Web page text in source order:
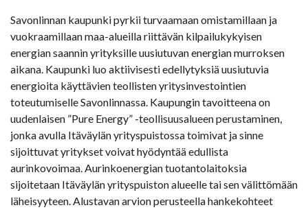
Savonlinnan kaupunki pyrkii turvaamaan omistamillaan ja
vuokraamillaan maa-alueilla riittävän kilpailukykyisen
energian saannin yrityksille uusiutuvan energian murroksen
aikana. Kaupunki luo aktiivisesti edellytyksiä uusiutuvia
energioita käyttävien teollisten yritysinvestointien
toteutumiselle Savonlinnassa. Kaupungin tavoitteena on
uudenlaisen ”Pure Energy” -teollisuusalueen perustaminen,
jonka avulla Itäväylän yrityspuistossa toimivat ja sinne
sijoittuvat yritykset voivat hyödyntää edullista
aurinkovoimaa. Aurinkoenergian tuotantolaitoksia
sijoitetaan Itäväylän yrityspuiston alueelle tai sen välittömään
läheisyyteen. Alustavan arvion perusteella hankekohteet